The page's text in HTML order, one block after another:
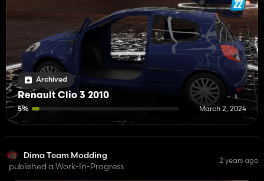
Archived
Renault Clio 3 2010
5% March 2, 2024
Dima Team Modding
published a Work-In-Progress
2 years ago